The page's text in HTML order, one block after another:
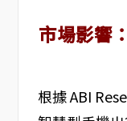
市場影響
根據 ABI